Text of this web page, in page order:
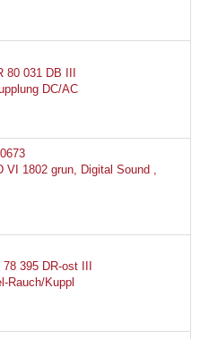
80 031 DB III
DC/AC
VI 1802 grun, Digital Sound ,
395 DR-ost III
Rauch/Kuppl